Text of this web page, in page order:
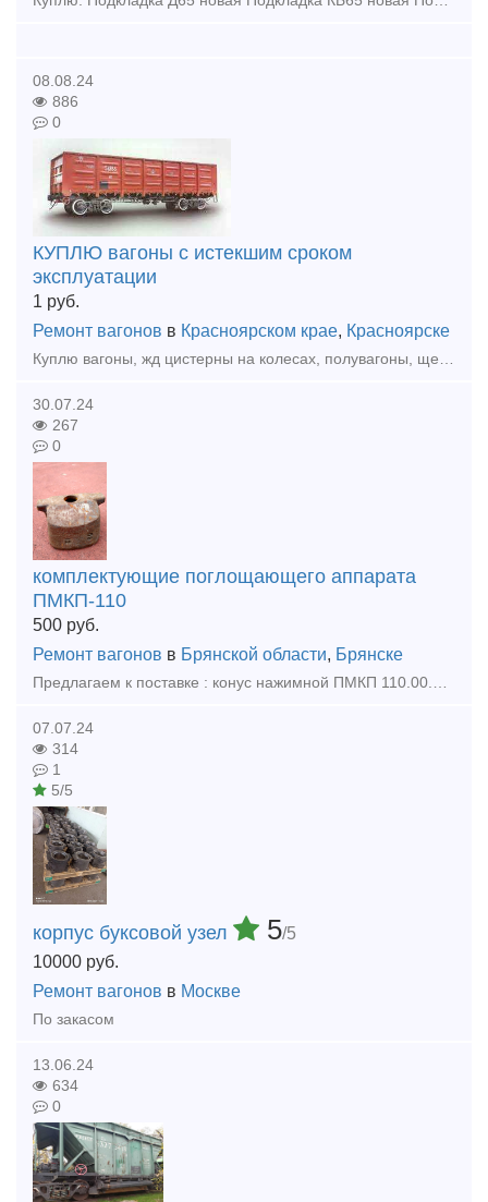
08.08.24
886
0
КУПЛЮ вагоны с истекшим сроком
эксплуатации
1 руб.
Ремонт вагонов в Красноярском крае, Красноярске
Куплю вагоны, жд цистерны на колесах, полувагоны, щеповозы, думпкары, платформы с истекшим сроком эксплуатации по хорошей цене. По всей территории России. Анна тел. 8 933 329 45 40 Красноярск
30.07.24
267
0
комплектующие поглощающего аппарата
ПМКП-110
500 руб.
Ремонт вагонов в Брянской области, Брянске
Предлагаем к поставке : конус нажимной ПМКП 110.00.00.005 новый производства БСЗ 2008 г.выпуска в количестве 200 шт.
07.07.24
314
1
5/5
корпус буксовой узел 5/5
10000 руб.
Ремонт вагонов в Москве
По закасом
13.06.24
634
0